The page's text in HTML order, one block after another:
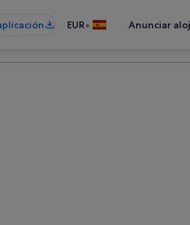
EUR• Anunciar